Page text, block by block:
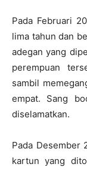
Pada Februari
lima tahun dan
adegan yang
perempuan
sambil
empat. Sang
diselamatkan.
Pada Desember
kartun yang